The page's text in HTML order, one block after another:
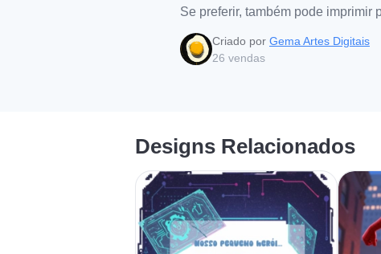
Se preferir, também pode imprimir
Criado por Gema Artes Digitais
26 vendas
Designs Relacionados